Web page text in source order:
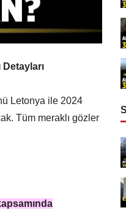
Letonya ile 2024
Tüm meraklı gözler